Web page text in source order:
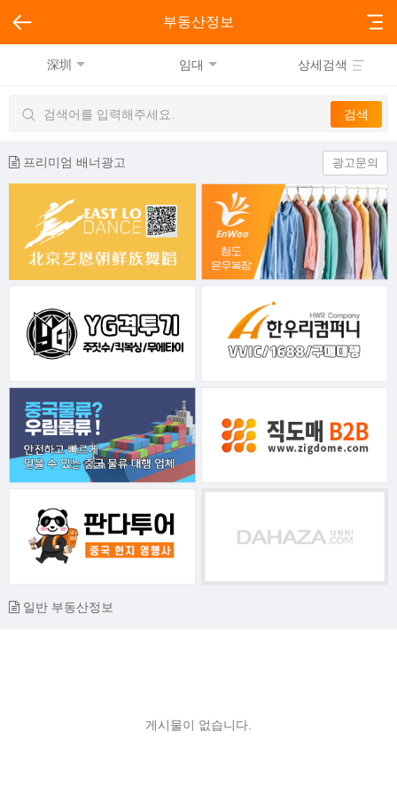
부동산정보
深圳 임대 상세검색
프리미엄 배너광고 광고문의
일반 부동산정보
게시물이 없습니다.